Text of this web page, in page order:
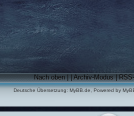
Nach oben||Archiv-Modus|
Deutsche Übersetzung: MyBB.de , Powered by